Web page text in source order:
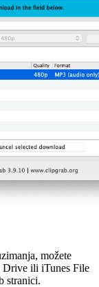
možete
Drive ili iTunes File
stranici.